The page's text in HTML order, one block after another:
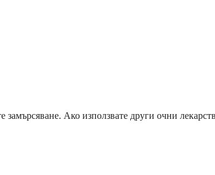
замърсяване. Ако използвате други очни